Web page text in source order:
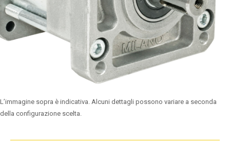
L’immagine sopra è indicativa. Alcuni dettagli possono variare a seconda
della configurazione scelta.